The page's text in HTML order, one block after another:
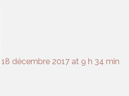
18 décembre 2017 at 9 h 34 min